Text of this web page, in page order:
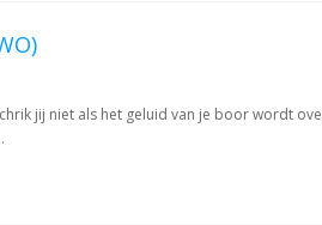
jij niet als het geluid van je boor wordt